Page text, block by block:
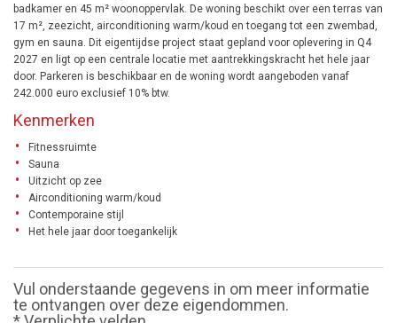
badkamer en 45 m² woonoppervlak. De woning beschikt over een terras van
17 m², zeezicht, airconditioning warm/koud en toegang tot een zwembad,
gym en sauna. Dit eigentijdse project staat gepland voor oplevering in Q4
2027 en ligt op een centrale locatie met aantrekkingskracht het hele jaar
door. Parkeren is beschikbaar en de woning wordt aangeboden vanaf
242.000 euro exclusief 10% btw.
Kenmerken
Fitnessruimte
Sauna
Uitzicht op zee
Airconditioning warm/koud
Contemporaine stijl
Het hele jaar door toegankelijk
Vul onderstaande gegevens in om meer informatie
te ontvangen over deze eigendommen.